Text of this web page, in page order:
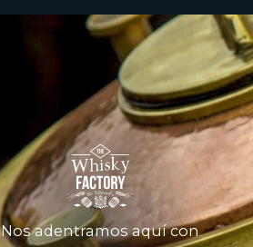
Nos adentramos aquí con